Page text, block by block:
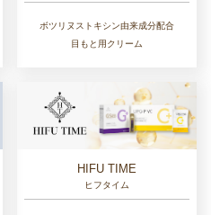
ボツリヌストキシン由来成分配合
目もと用クリーム
HIFU TIME
ヒフタイム